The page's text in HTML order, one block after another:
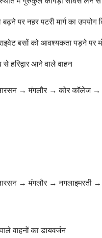
पर नहर पटरी मार्ग का उपयोग
बसों को आवश्यकता पड़ने पर
हरिद्वार आने वाले वाहन
→ मंगलौर → कोर कॉलेज →
→ मंगलौर → नगलाइमरती
वाहनों का डायवर्जन